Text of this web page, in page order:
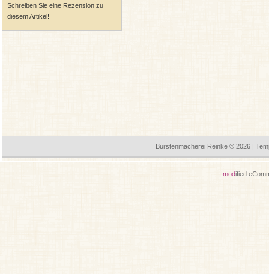
Schreiben Sie eine Rezension zu
diesem Artikel!
Bürstenmacherei Reinke © 2026 |
modified